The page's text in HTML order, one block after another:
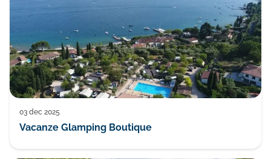
03 dec 2025
Vacanze Glamping Boutique